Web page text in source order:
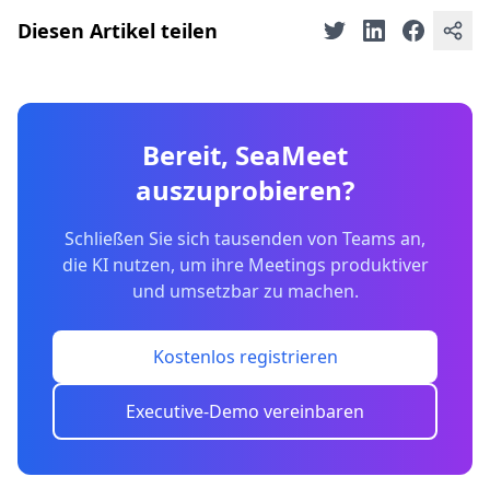
Diesen Artikel teilen
Bereit, SeaMeet
auszuprobieren?
Schließen Sie sich tausenden von Teams an,
die KI nutzen, um ihre Meetings produktiver
und umsetzbar zu machen.
Kostenlos registrieren
Executive-Demo vereinbaren